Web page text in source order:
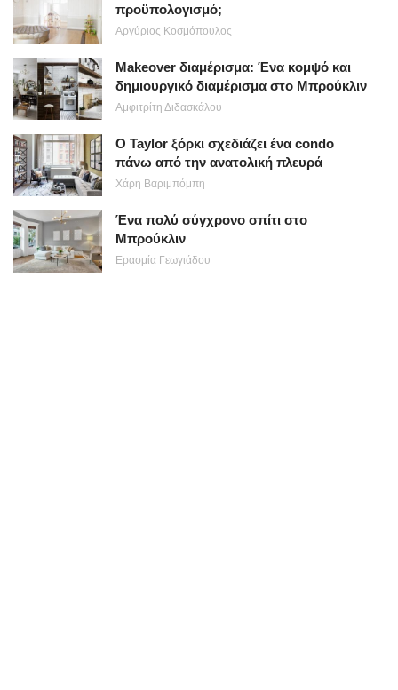
προϋπολογισμό;
Αργύριος Κοσμόπουλος
Makeover διαμέρισμα: Ένα κομψό και
δημιουργικό διαμέρισμα στο Μπρούκλιν
Αμφιτρίτη Διδασκάλου
Ο Taylor ξόρκι σχεδιάζει ένα condo
πάνω από την ανατολική πλευρά
Χάρη Βαριμπόμπη
Ένα πολύ σύγχρονο σπίτι στο
Μπρούκλιν
Ερασμία Γεωγιάδου